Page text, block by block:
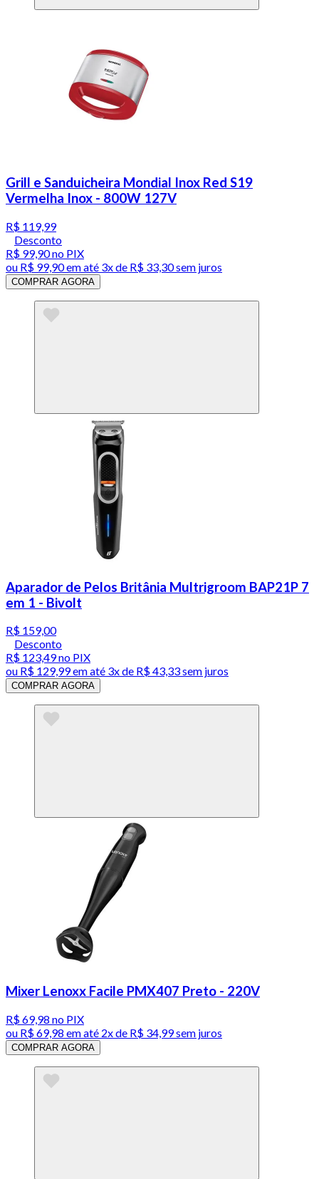
Grill e Sanduicheira Mondial Inox Red S19
Vermelha Inox - 800W 127V
R$ 119,99
Desconto
R$ 99,90no PIX
ou R$ 99,90em até 3x de R$ 33,30 sem juros
COMPRAR AGORA
Aparador de Pelos Britânia Multrigroom BAP21P 7
em 1 - Bivolt
R$ 159,00
Desconto
R$ 123,49no PIX
ou R$ 129,99em até 3x de R$ 43,33 sem juros
COMPRAR AGORA
Mixer Lenoxx Facile PMX407 Preto - 220V
R$ 69,98 no PIX
ou R$ 69,98 em até 2x de R$ 34,99 sem juros
COMPRAR AGORA